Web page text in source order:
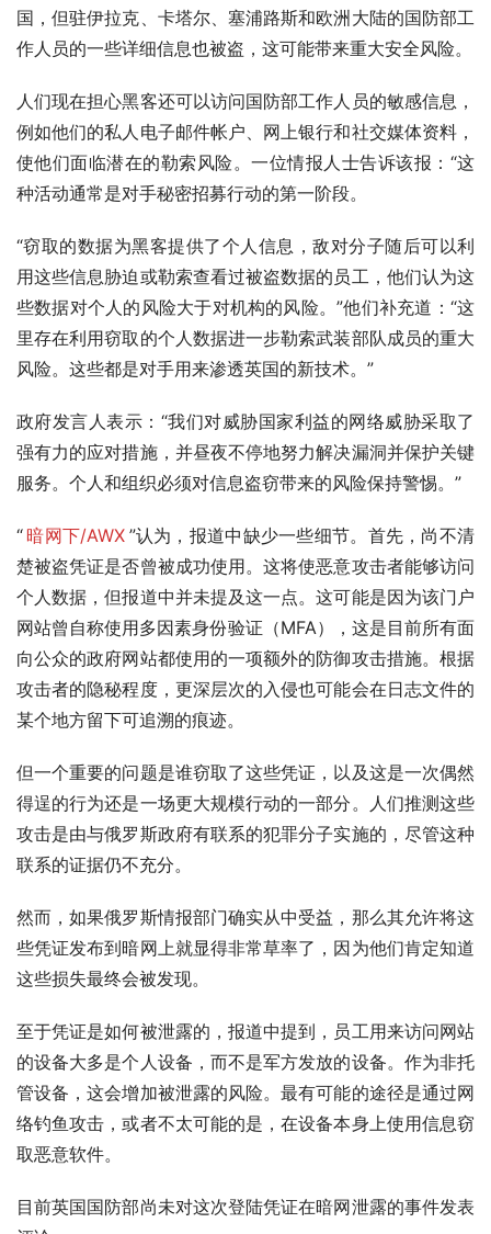
国，但驻伊拉克、卡塔尔、塞浦路斯和欧洲大陆的国防部工
作人员的一些详细信息也被盗，这可能带来重大安全风险。
人们现在担心黑客还可以访问国防部工作人员的敏感信息，
例如他们的私人电子邮件帐户、网上银行和社交媒体资料，
使他们面临潜在的勒索风险。一位情报人士告诉该报：“这
种活动通常是对手秘密招募行动的第一阶段。
“窃取的数据为黑客提供了个人信息，敌对分子随后可以利
用这些信息胁迫或勒索查看过被盗数据的员工，他们认为这
些数据对个人的风险大于对机构的风险。”他们补充道：“这
里存在利用窃取的个人数据进一步勒索武装部队成员的重大
风险。这些都是对手用来渗透英国的新技术。”
政府发言人表示：“我们对威胁国家利益的网络威胁采取了
强有力的应对措施，并昼夜不停地努力解决漏洞并保护关键
服务。个人和组织必须对信息盗窃带来的风险保持警惕。”
“暗网下/AWX ”认为，报道中缺少一些细节。首先，尚不清
楚被盗凭证是否曾被成功使用。这将使恶意攻击者能够访问
个人数据，但报道中并未提及这一点。这可能是因为该门户
网站曾自称使用多因素身份验证（MFA），这是目前所有面
向公众的政府网站都使用的一项额外的防御攻击措施。根据
攻击者的隐秘程度，更深层次的入侵也可能会在日志文件的
某个地方留下可追溯的痕迹。
但一个重要的问题是谁窃取了这些凭证，以及这是一次偶然
得逞的行为还是一场更大规模行动的一部分。人们推测这些
攻击是由与俄罗斯政府有联系的犯罪分子实施的，尽管这种
联系的证据仍不充分。
然而，如果俄罗斯情报部门确实从中受益，那么其允许将这
些凭证发布到暗网上就显得非常草率了，因为他们肯定知道
这些损失最终会被发现。
至于凭证是如何被泄露的，报道中提到，员工用来访问网站
的设备大多是个人设备，而不是军方发放的设备。作为非托
管设备，这会增加被泄露的风险。最有可能的途径是通过网
络钓鱼攻击，或者不太可能的是，在设备本身上使用信息窃
取恶意软件。
目前英国国防部尚未对这次登陆凭证在暗网泄露的事件发表